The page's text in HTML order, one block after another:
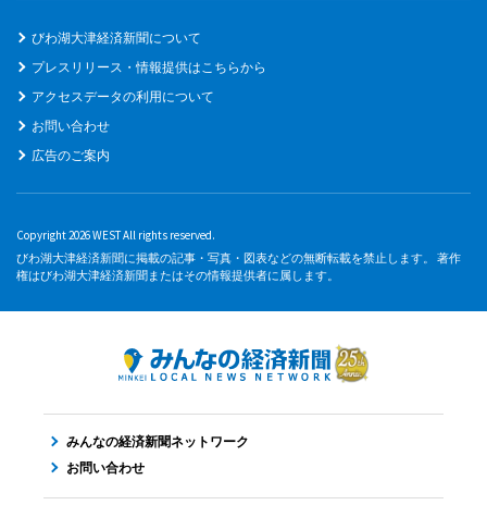
びわ湖大津経済新聞について
プレスリリース・情報提供はこちらから
アクセスデータの利用について
お問い合わせ
広告のご案内
Copyright 2026 WEST All rights reserved.
びわ湖大津経済新聞に掲載の記事・写真・図表などの無断転載を禁止します。 著作
権はびわ湖大津経済新聞またはその情報提供者に属します。
みんなの経済新聞ネットワーク
お問い合わせ